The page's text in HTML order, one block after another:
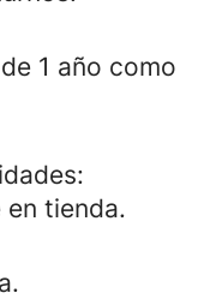
1 año como
tienda.